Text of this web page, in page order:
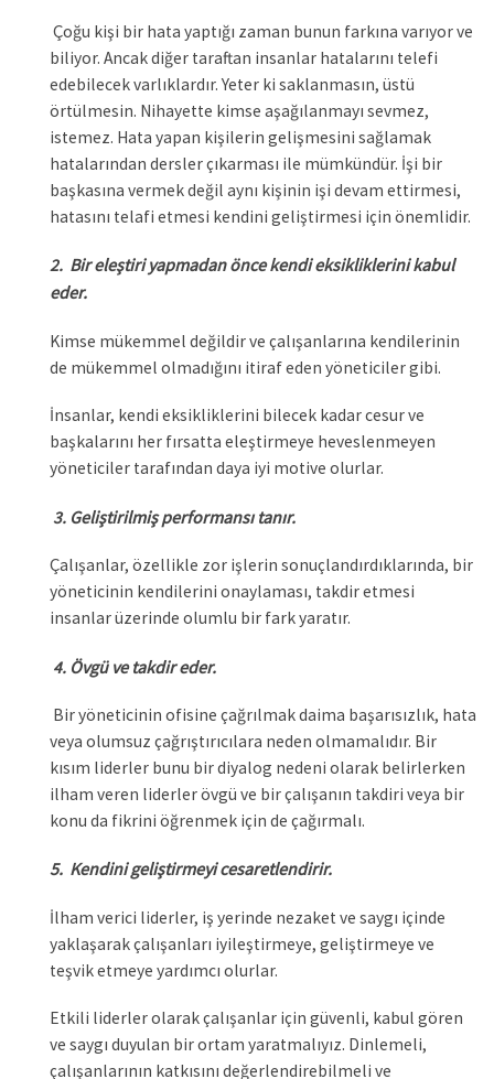
Çoğu kişi bir hata yaptığı zaman bunun farkına varıyor ve
biliyor. Ancak diğer taraftan insanlar hatalarını telefi
edebilecek varlıklardır. Yeter ki saklanmasın, üstü
örtülmesin. Nihayette kimse aşağılanmayı sevmez,
istemez. Hata yapan kişilerin gelişmesini sağlamak
hatalarından dersler çıkarması ile mümkündür. İşi bir
başkasına vermek değil aynı kişinin işi devam ettirmesi,
hatasını telafi etmesi kendini geliştirmesi için önemlidir.
2. Bir eleştiri yapmadan önce kendi eksikliklerini kabul
eder.
Kimse mükemmel değildir ve çalışanlarına kendilerinin
de mükemmel olmadığını itiraf eden yöneticiler gibi.
İnsanlar, kendi eksikliklerini bilecek kadar cesur ve
başkalarını her fırsatta eleştirmeye heveslenmeyen
yöneticiler tarafından daya iyi motive olurlar.
3. Geliştirilmiş performansı tanır.
Çalışanlar, özellikle zor işlerin sonuçlandırdıklarında, bir
yöneticinin kendilerini onaylaması, takdir etmesi
insanlar üzerinde olumlu bir fark yaratır.
4. Övgü ve takdir eder.
Bir yöneticinin ofisine çağrılmak daima başarısızlık, hata
veya olumsuz çağrıştırıcılara neden olmamalıdır. Bir
kısım liderler bunu bir diyalog nedeni olarak belirlerken
ilham veren liderler övgü ve bir çalışanın takdiri veya bir
konu da fikrini öğrenmek için de çağırmalı.
5. Kendini geliştirmeyi cesaretlendirir.
İlham verici liderler, iş yerinde nezaket ve saygı içinde
yaklaşarak çalışanları iyileştirmeye, geliştirmeye ve
teşvik etmeye yardımcı olurlar.
Etkili liderler olarak çalışanlar için güvenli, kabul gören
ve saygı duyulan bir ortam yaratmalıyız. Dinlemeli,
çalışanlarının katkısını değerlendirebilmeli ve